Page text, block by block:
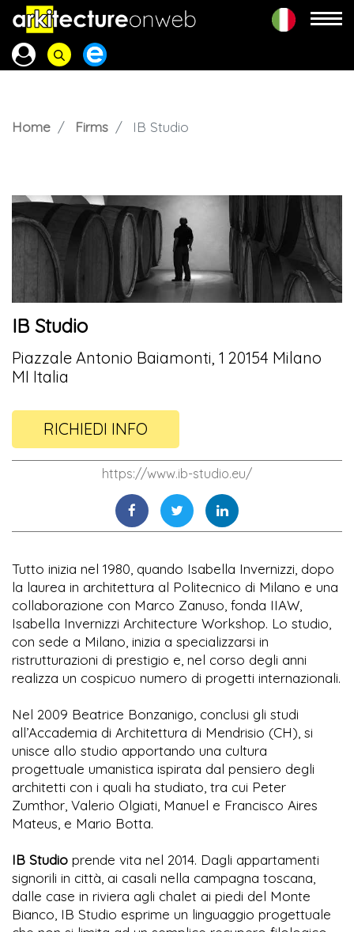
Home Firms IB Studio
IB Studio
Piazzale Antonio Baiamonti, 1 20154 Milano
MI Italia
RICHIEDI INFO
https://www.ib-studio.eu/
Tutto inizia nel 1980, quando Isabella Invernizzi, dopo
la laurea in architettura al Politecnico di Milano e una
collaborazione con Marco Zanuso, fonda IIAW,
Isabella Invernizzi Architecture Workshop. Lo studio,
con sede a Milano, inizia a specializzarsi in
ristrutturazioni di prestigio e, nel corso degli anni
realizza un cospicuo numero di progetti internazionali.
Nel 2009 Beatrice Bonzanigo, conclusi gli studi
all’Accademia di Architettura di Mendrisio (CH), si
unisce allo studio apportando una cultura
progettuale umanistica ispirata dal pensiero degli
architetti con i quali ha studiato, tra cui Peter
Zumthor, Valerio Olgiati, Manuel e Francisco Aires
Mateus, e Mario Botta.
IB Studio prende vita nel 2014. Dagli appartamenti
signorili in città, ai casali nella campagna toscana,
dalle case in riviera agli chalet ai piedi del Monte
Bianco, IB Studio esprime un linguaggio progettuale